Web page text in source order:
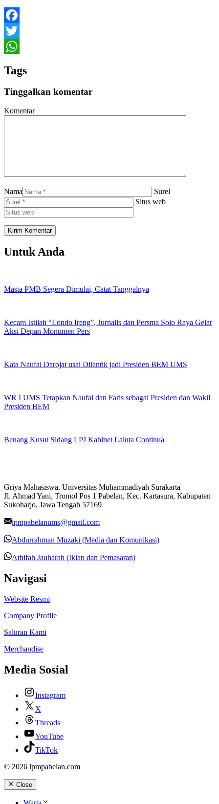
Facebook
Twitter
Tags
Tinggalkan komentar
Komentar
Nama
Surel
Situs web
Untuk Anda
Masta PMB Segera Dimulai, Catat Tanggalnya
Kecam Istilah “Londo Ireng”, Jurnalis dan Persma Solo Raya Gelar
Aksi Depan Monumen Pers
Kata Naufal Darojat usai Dilantik jadi Presiden BEM UMS
WR I UMS Tetapkan Naufal dan Faris sebagai Presiden dan Wakil
Presiden BEM
Benang Kusut Sidang LPJ Kabinet Laluta Continua
Griya Mahasiswa, Universitas Muhammadiyah Surakarta
Jl. Ahmad Yani, Tromol Pos 1 Pabelan, Kec. Kartasura, Kabupaten
Sukoharjo, Jawa Tengah 57169
lpmpabelanums@gmail.com
Abdurrahman Muzaki (Media dan Komunikasi)
Athifah Jauharah (Iklan dan Pemasaran)
Navigasi
Website Resmi
Company Profile
Saluran Kami
Merchandise
Media Sosial
Instagram
X
Threads
YouTube
TikTok
© 2026 lpmpabelan.com
Close